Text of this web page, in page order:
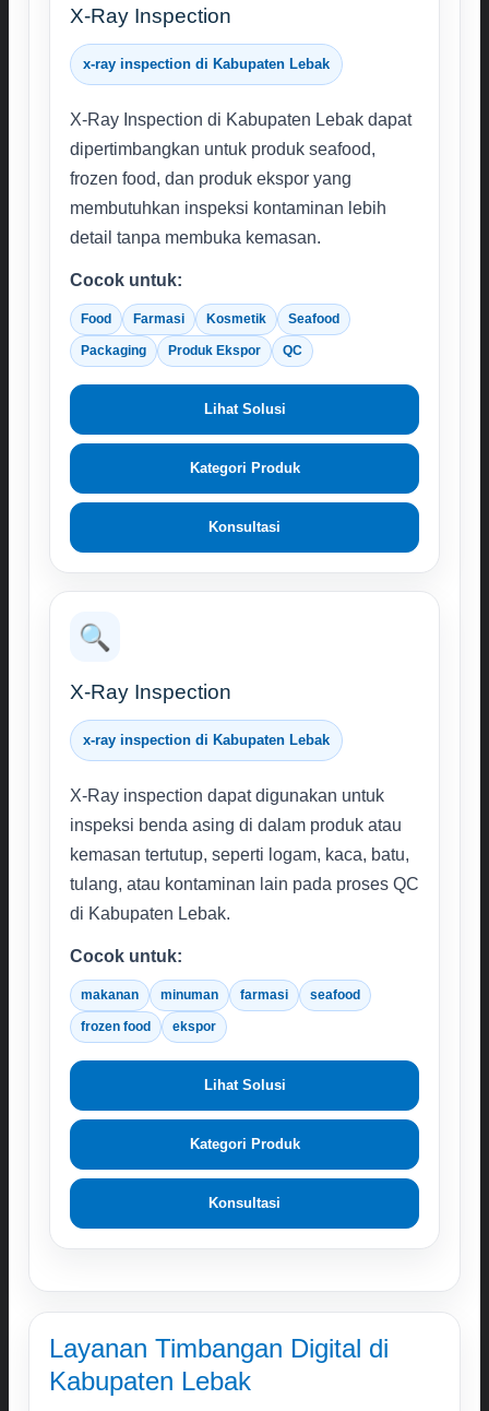
X-Ray Inspection
x-ray inspection di Kabupaten Lebak
X-Ray Inspection di Kabupaten Lebak dapat
dipertimbangkan untuk produk seafood,
frozen food, dan produk ekspor yang
membutuhkan inspeksi kontaminan lebih
detail tanpa membuka kemasan.
Cocok untuk:
Food Farmasi Kosmetik Seafood
Packaging Produk Ekspor QC
Lihat Solusi
Kategori Produk
Konsultasi
🔍
X-Ray Inspection
x-ray inspection di Kabupaten Lebak
X-Ray inspection dapat digunakan untuk
inspeksi benda asing di dalam produk atau
kemasan tertutup, seperti logam, kaca, batu,
tulang, atau kontaminan lain pada proses QC
di Kabupaten Lebak.
Cocok untuk:
makanan minuman farmasi seafood
frozen food ekspor
Lihat Solusi
Kategori Produk
Konsultasi
Layanan Timbangan Digital di
Kabupaten Lebak